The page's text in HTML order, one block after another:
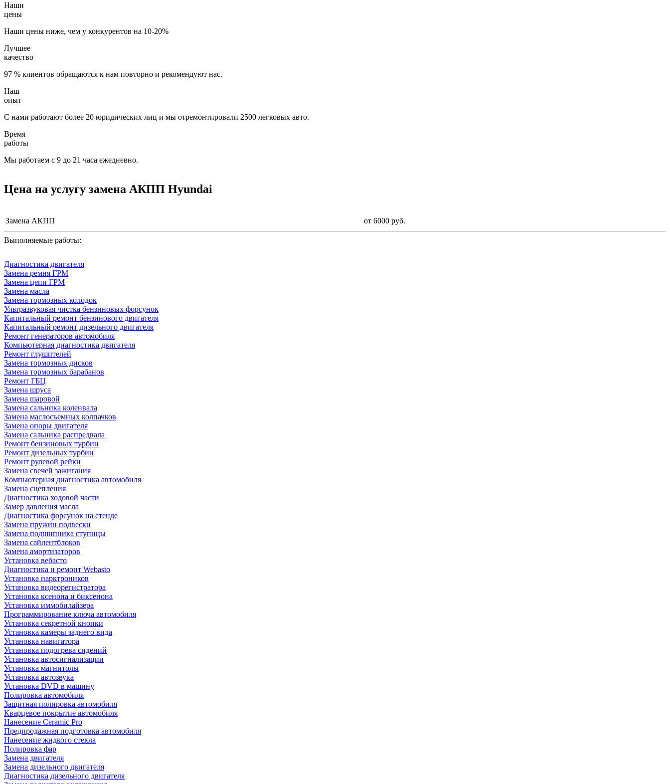
Наши
цены
Наши цены ниже, чем у конкурентов на 10-20%
Лучшее
качество
97 % клиентов обращаются к нам повторно и рекомендуют нас.
Наш
опыт
С нами работают более 20 юридических лиц и мы отремонтировали 2500 легковых авто.
Время
работы
Мы работаем с 9 до 21 часа ежедневно.
Цена на услугу замена АКПП Hyundai
Замена АКПП от 6000 руб.
Выполняемые работы:
Диагностика двигателя
Замена ремня ГРМ
Замена цепи ГРМ
Замена масла
Замена тормозных колодок
Ультразвуковая чистка бензиновых форсунок
Капитальный ремонт бензинового двигателя
Капитальный ремонт дизельного двигателя
Ремонт генераторов автомобиля
Компьютерная диагностика двигателя
Ремонт глушителей
Замена тормозных дисков
Замена тормозных барабанов
Ремонт ГБЦ
Замена шруса
Замена шаровой
Замена сальника коленвала
Замена маслосъемных колпачков
Замена опоры двигателя
Замена сальника распредвала
Ремонт бензиновых турбин
Ремонт дизельных турбин
Ремонт рулевой рейки
Замена свечей зажигания
Компьютерная диагностика автомобиля
Замена сцепления
Диагностика ходовой части
Замер давления масла
Диагностика форсунок на стенде
Замена пружин подвески
Замена подшипника ступицы
Замена сайлентблоков
Замена амортизаторов
Установка вебасто
Диагностика и ремонт Webasto
Установка парктроников
Установка видеорегистратора
Установка ксенона и биксенона
Установка иммобилайзера
Программирование ключа автомобиля
Установка секретной кнопки
Установка камеры заднего вида
Установка навигатора
Установка подогрева сидений
Установка автосигнализации
Установка магнитолы
Установка автозвука
Установка DVD в машину
Полировка автомобиля
Защитная полировка автомобиля
Кварцевое покрытие автомобиля
Нанесение Ceramic Pro
Предпродажная подготовка автомобиля
Нанесение жидкого стекла
Полировка фар
Замена двигателя
Замена дизельного двигателя
Диагностика дизельного двигателя